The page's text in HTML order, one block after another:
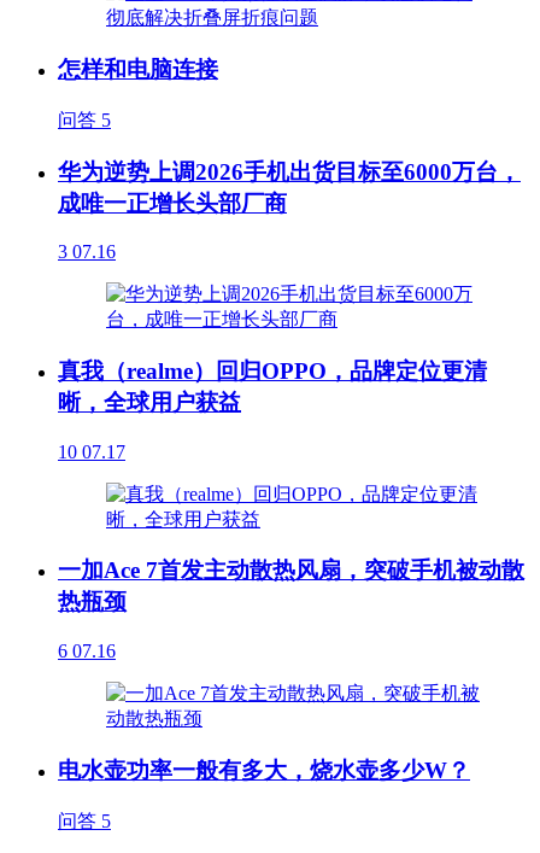
怎样和电脑连接
问答 5
华为逆势上调2026手机出货目标至6000万台，
成唯一正增长头部厂商
3 07.16
真我（realme）回归OPPO，品牌定位更清
晰，全球用户获益
10 07.17
一加Ace 7首发主动散热风扇，突破手机被动散
热瓶颈
6 07.16
电水壶功率一般有多大，烧水壶多少W？
问答 5